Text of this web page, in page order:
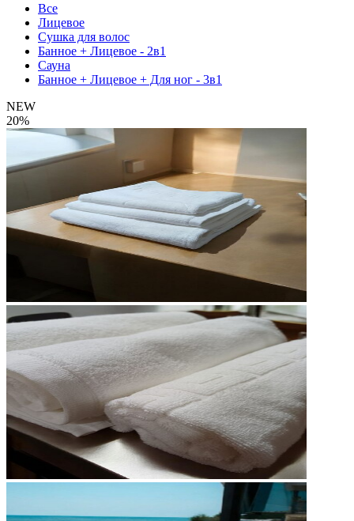
Все
Лицевое
Сушка для волос
Банное + Лицевое - 2в1
Сауна
Банное + Лицевое + Для ног - 3в1
NEW
20%